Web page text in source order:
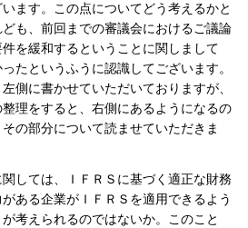
ます。この点についてどう考えるかと
も、前回までの審議会におけるご議論
を緩和するということに関しまして
たというふうに認識してございます。
側に書かせていただいておりますが、
理をすると、右側にあるようになるの
の部分について読ませていただきま
関しては、ＩＦＲＳに基づく適正な財務
ある企業がＩＦＲＳを適用できるよう
考えられるのではないか。このこと